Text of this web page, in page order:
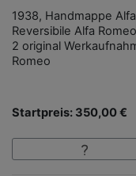
1938, Handmappe
Reversibile Alfa
2 original
Romeo
Startpreis: 350,00 €